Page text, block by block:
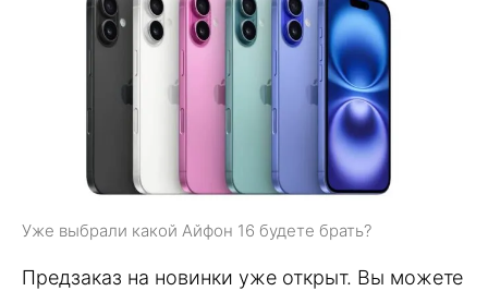
Уже выбрали какой Айфон 16 будете брать?
Предзаказ на новинки уже открыт. Вы можете